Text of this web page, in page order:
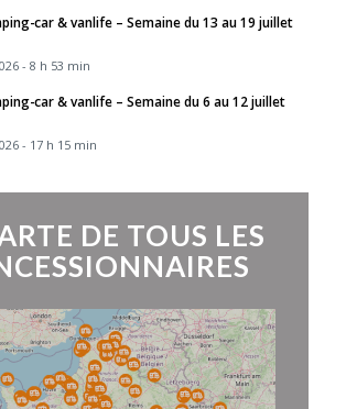
car & vanlife – Semaine du 13 au 19 juillet
- 8 h 53 min
car & vanlife – Semaine du 6 au 12 juillet
- 17 h 15 min
DE TOUS LES